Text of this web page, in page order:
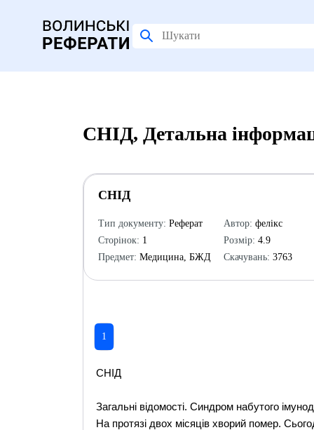
СНІД, Детальна
СНІД
Тип документу: Реферат
Сторінок: 1
Предмет: Медицина, БЖД
Автор: фелікс
Розмір: 4.9
Скачувань: 3763
1
СНІД
Загальні відомості. Синдром набутого
На протязі двох місяців хворий помер.